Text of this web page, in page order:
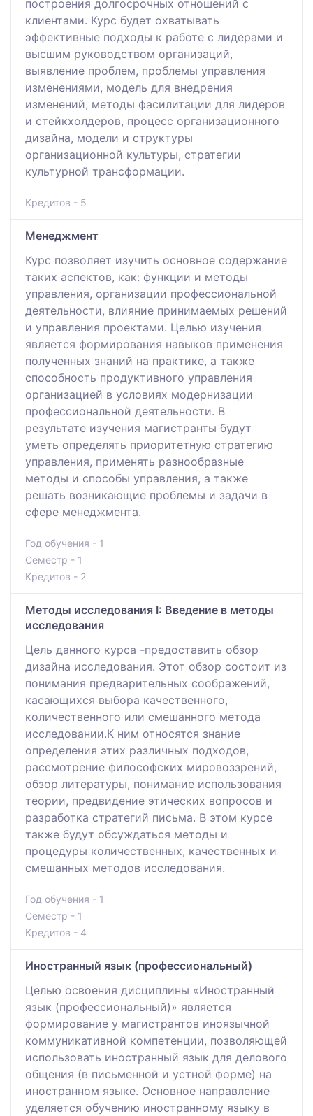
построения долгосрочных отношений с
клиентами. Курс будет охватывать
эффективные подходы к работе с лидерами и
высшим руководством организаций,
выявление проблем, проблемы управления
изменениями, модель для внедрения
изменений, методы фасилитации для лидеров
и стейкхолдеров, процесс организационного
дизайна, модели и структуры
организационной культуры, стратегии
культурной трансформации.
Кредитов - 5
Менеджмент
Курс позволяет изучить основное содержание
таких аспектов, как: функции и методы
управления, организации профессиональной
деятельности, влияние принимаемых решений
и управления проектами. Целью изучения
является формирования навыков применения
полученных знаний на практике, а также
способность продуктивного управления
организацией в условиях модернизации
профессиональной деятельности. В
результате изучения магистранты будут
уметь определять приоритетную стратегию
управления, применять разнообразные
методы и способы управления, а также
решать возникающие проблемы и задачи в
сфере менеджмента.
Год обучения - 1
Семестр - 1
Кредитов - 2
Методы исследования I: Введение в методы
исследования
Цель данного курса -предоставить обзор
дизайна исследования. Этот обзор состоит из
понимания предварительных соображений,
касающихся выбора качественного,
количественного или смешанного метода
исследовании.К ним относятся знание
определения этих различных подходов,
рассмотрение философских мировоззрений,
обзор литературы, понимание использования
теории, предвидение этических вопросов и
разработка стратегий письма. В этом курсе
также будут обсуждаться методы и
процедуры количественных, качественных и
смешанных методов исследования.
Год обучения - 1
Семестр - 1
Кредитов - 4
Иностранный язык (профессиональный)
Целью освоения дисциплины «Иностранный
язык (профессиональный)» является
формирование у магистрантов иноязычной
коммуникативной компетенции, позволяющей
использовать иностранный язык для делового
общения (в письменной и устной форме) на
иностранном языке. Основное направление
уделяется обучению иностранному языку в